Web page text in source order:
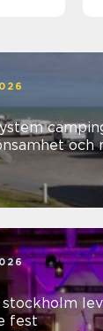
camping så skapar
och
levande musik som
fest